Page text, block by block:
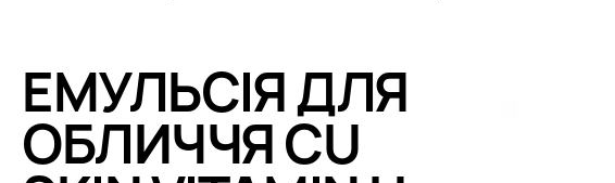
ЕМУЛЬСІЯ ДЛЯ
ОБЛИЧЧЯ CU